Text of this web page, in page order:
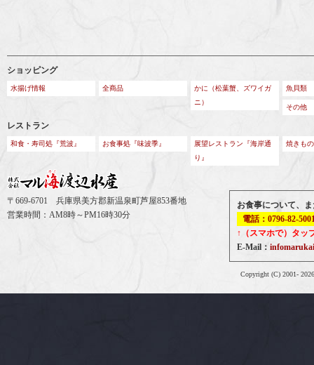
ショッピング
水揚げ情報 全商品
かに（松葉蟹、ズワイガ
ニ）
魚貝類
その他
レストラン
和食・寿司処『荒波』 お食事処『味波季』
展望レストラン『海岸通
り』
焼きも
〒669-6701 兵庫県美方郡新温泉町芦屋853番地
営業時間：AM8時～PM16時30分
お食事について、
電話：0796-82-
↑（スマホで）タッ
E-Mail：
Copyright (C) 2001-